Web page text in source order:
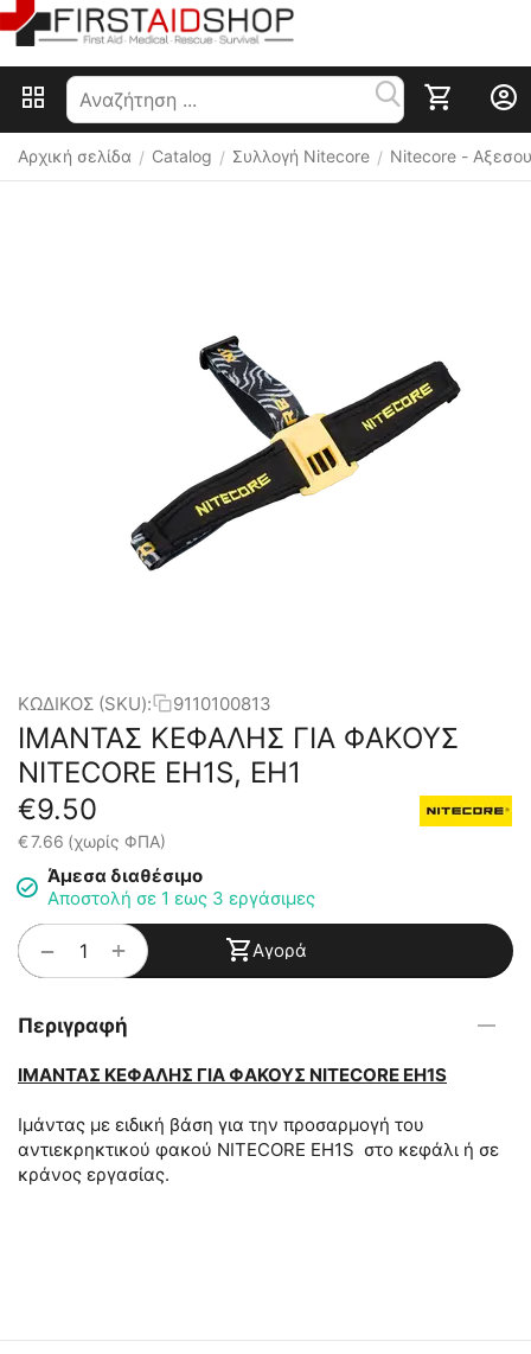
Αρχική σελίδα / Catalog / Συλλογή Nitecore / Nitecore -
ΚΩΔΙΚΟΣ (SKU): 9110100813
ΙΜΑΝΤΑΣ ΚΕΦΑΛΗΣ ΓΙΑ ΦΑΚΟΥΣ
NITECORE EH1S, EH1
€9.50
€7.66 (χωρίς ΦΠΑ)
Άμεσα διαθέσιμο
Αποστολή σε 1 εως 3 εργάσιμες
+
− Αγορά
Περιγραφή
ΙΜΑΝΤΑΣ ΚΕΦΑΛΗΣ ΓΙΑ ΦΑΚΟΥΣ NITECORE EH1S
Ιμάντας με ειδική βάση για την προσαρμογή του
αντιεκρηκτικού φακού NITECORE EH1S στο κεφάλι ή σε
κράνος εργασίας.